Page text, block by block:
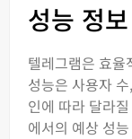
성능 정보
텔레그램은 효
성능은 사용자
인에 따라 달라
에서의 예상 성